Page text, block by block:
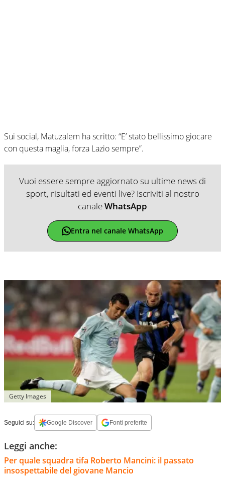
Sui social, Matuzalem ha scritto: “E’ stato bellissimo giocare
con questa maglia, forza Lazio sempre”.
Vuoi essere sempre aggiornato su ultime news di
sport, risultati ed eventi live? Iscriviti al nostro
canaleWhatsApp
Entra nel canale WhatsApp
Getty Images
Seguici su: Google Discover Fonti preferite
Leggi anche:
Per quale squadra tifa Roberto Mancini: il passato
insospettabile del giovane Mancio